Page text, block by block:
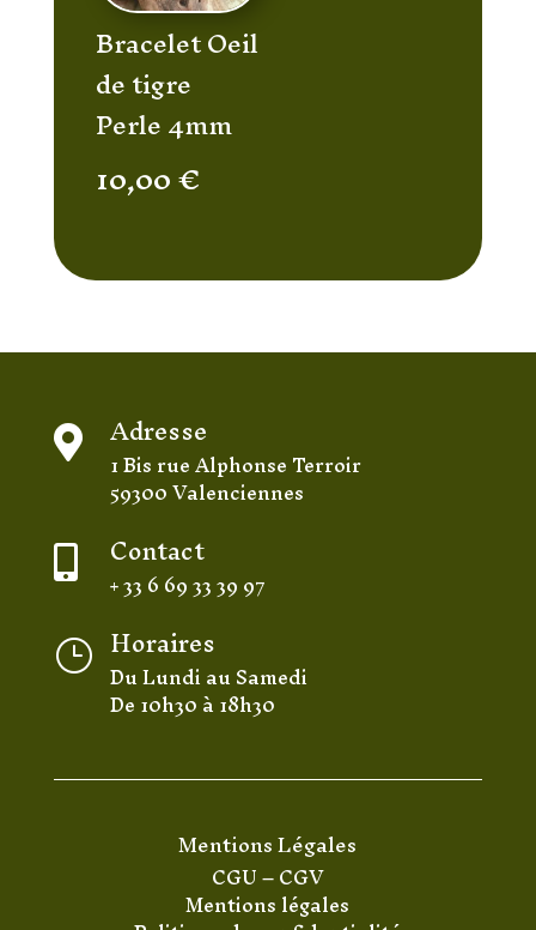
Bracelet Oeil
de tigre
Perle 4mm
10,00€
 Adresse
1 Bis rue Alphonse Terroir
59300 Valenciennes
 Contact
+ 33 6 69 33 39 97
} Horaires
Du Lundi au Samedi
De 10h30 à 18h30
Mentions Légales
CGU–CGV
Mentions légales